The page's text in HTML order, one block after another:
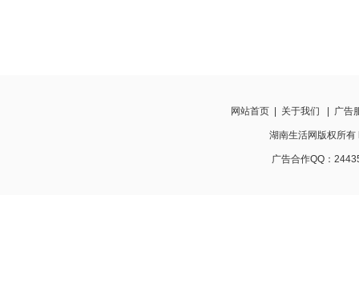
网站首页 关于我们 广告
湖南生活网版权所
广告合作QQ：